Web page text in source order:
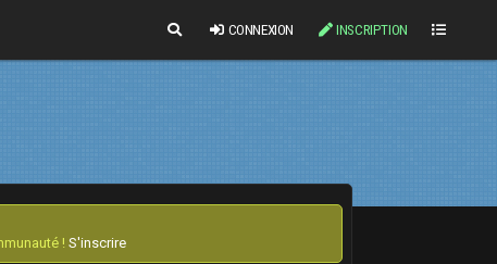
CONNEXION INSCRIPTION
! S'inscrire